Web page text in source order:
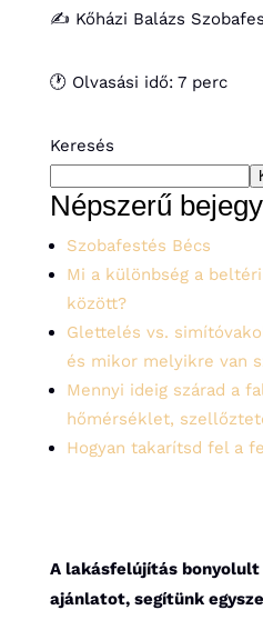
✍️ Kőházi Balázs
🕐 Olvasási idő: 7 perc
Keresés
Népszerű
Szobafestés Bécs
Mi a különbség a
között?
Glettelés vs.
és mikor melyikre van
Mennyi ideig szárad a
hőmérséklet,
Hogyan takarítsd fel a
A lakásfelújítás
ajánlatot, segítünk